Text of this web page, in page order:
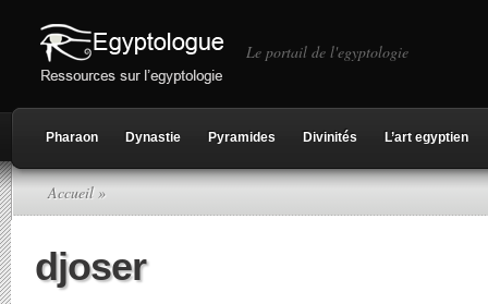
Le portail de l'egyptologie
Pharaon Dynastie Pyramides Divinités L’art egyptien
Accueil»
djoser